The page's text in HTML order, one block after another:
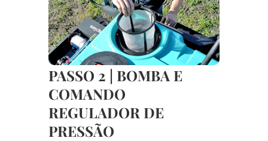
PASSO 2 | BOMBA E
COMANDO
REGULADOR DE
PRESSÃO